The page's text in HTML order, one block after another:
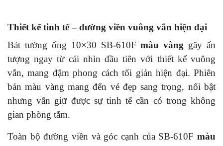
Thiết kế tinh tế – đường viền vuông vắn hiện đại
Bát tường ống 10×30 SB-610Fmàu vàng gây ấn
tượng ngay từ cái nhìn đầu tiên với thiết kế vuông
vắn, mang đậm phong cách tối giản hiện đại. Phiên
bản màu vàng mang đến vẻ đẹp sang trọng, nổi bật
nhưng vẫn giữ được sự tinh tế cần có trong không
gian phòng tắm.
Toàn bộ đường viền và góc cạnh của SB-610F màu